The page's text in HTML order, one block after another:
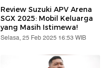
Review Suzuki APV Arena
SGX 2025: Mobil Keluarga
yang Masih Istimewa!
Selasa, 25 Feb 2025 16:53 WIB